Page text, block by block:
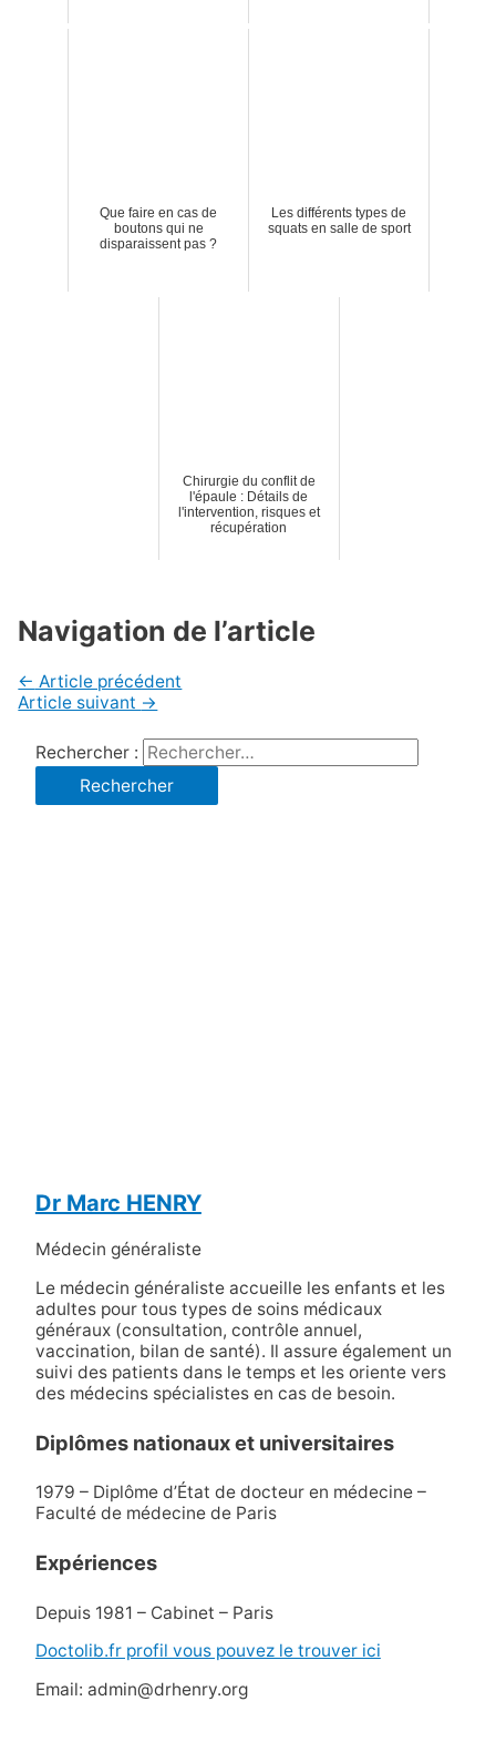
Que faire en cas de
boutons qui ne
disparaissent pas ?
Les différents types de
squats en salle de sport
Chirurgie du conflit de
l'épaule : Détails de
l'intervention, risques et
récupération
Navigation de l’article
← Article précédent
Article suivant →
Rechercher :
Dr Marc HENRY
Médecin généraliste
Le médecin généraliste accueille les enfants et les
adultes pour tous types de soins médicaux
généraux (consultation, contrôle annuel,
vaccination, bilan de santé). Il assure également un
suivi des patients dans le temps et les oriente vers
des médecins spécialistes en cas de besoin.
Diplômes nationaux et universitaires
1979 – Diplôme d’État de docteur en médecine –
Faculté de médecine de Paris
Expériences
Depuis 1981 – Cabinet – Paris
Doctolib.fr profil vous pouvez le trouver ici
Email: admin@drhenry.org